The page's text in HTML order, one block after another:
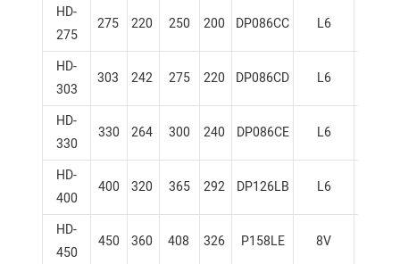
HD-
275
275 220 250 200 DP086CC L6
HD-
303
303 242 275 220 DP086CD L6
HD-
330
330 264 300 240 DP086CE L6
HD-
400
400 320 365 292 DP126LB L6
HD-
450
450 360 408 326 P158LE 8V